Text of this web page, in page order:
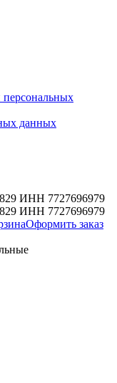
данных
ИНН 7727696979
ИНН 7727696979
Оформить заказ